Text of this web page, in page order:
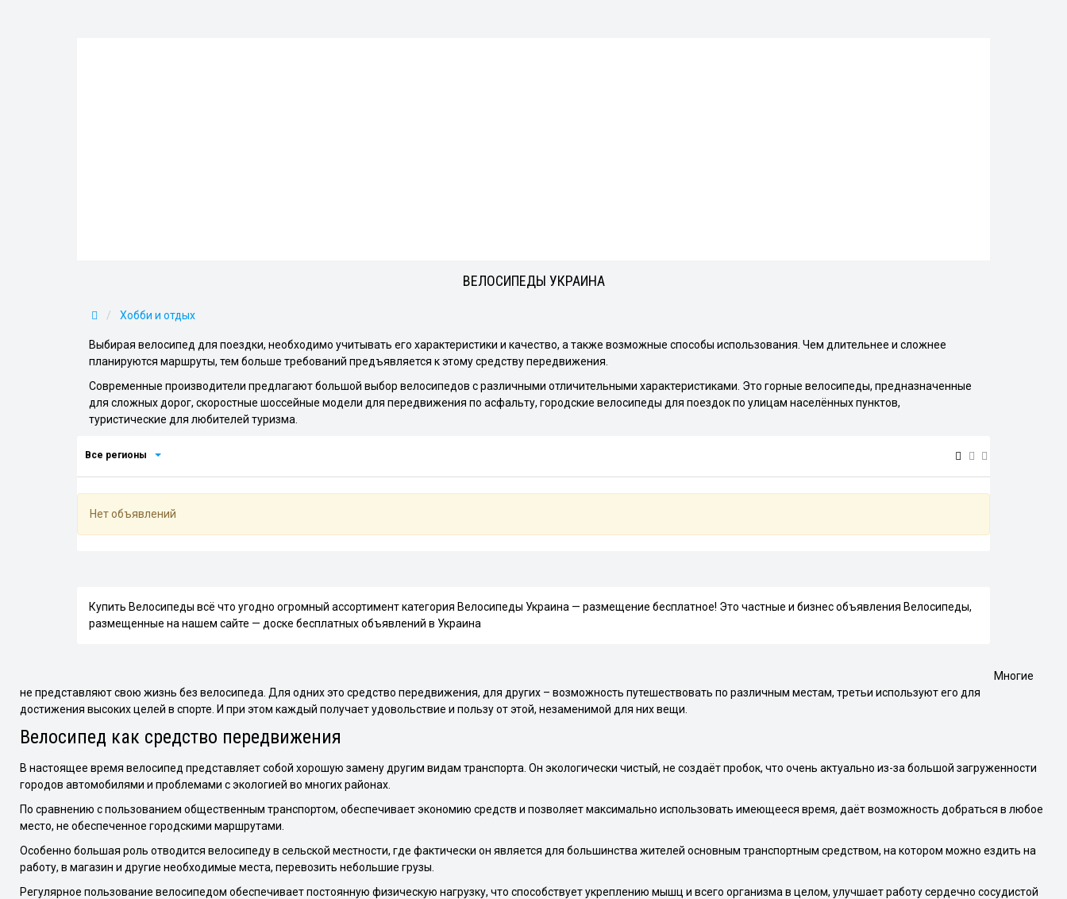
ВЕЛОСИПЕДЫ УКРАИНА
Хобби и отдых
Выбирая велосипед для поездки, необходимо учитывать его характеристики и качество, а также возможные способы использования. Чем длительнее и сложнее
планируются маршруты, тем больше требований предъявляется к этому средству передвижения.
Современные производители предлагают большой выбор велосипедов с различными отличительными характеристиками. Это горные велосипеды, предназначенные
для сложных дорог, скоростные шоссейные модели для передвижения по асфальту, городские велосипеды для поездок по улицам населённых пунктов,
туристические для любителей туризма.
Все регионы
Нет объявлений
Купить Велосипеды всё что угодно огромный ассортимент категория Велосипеды Украина — размещение бесплатное! Это частные и бизнес объявления Велосипеды,
размещенные на нашем сайте — доске бесплатных объявлений в Украина
Многие
не представляют свою жизнь без велосипеда. Для одних это средство передвижения, для других – возможность путешествовать по различным местам, третьи используют его для
достижения высоких целей в спорте. И при этом каждый получает удовольствие и пользу от этой, незаменимой для них вещи.
Велосипед как средство передвижения
В настоящее время велосипед представляет собой хорошую замену другим видам транспорта. Он экологически чистый, не создаёт пробок, что очень актуально из-за большой загруженности
городов автомобилями и проблемами с экологией во многих районах.
По сравнению с пользованием общественным транспортом, обеспечивает экономию средств и позволяет максимально использовать имеющееся время, даёт возможность добраться в любое
место, не обеспеченное городскими маршрутами.
Особенно большая роль отводится велосипеду в сельской местности, где фактически он является для большинства жителей основным транспортным средством, на котором можно ездить на
работу, в магазин и другие необходимые места, перевозить небольшие грузы.
Регулярное пользование велосипедом обеспечивает постоянную физическую нагрузку, что способствует укреплению мышц и всего организма в целом, улучшает работу сердечно сосудистой